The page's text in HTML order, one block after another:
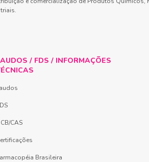
/ FDS / INFORMAÇÕES
CAS
Brasileira